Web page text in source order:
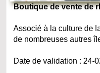
Boutique de vente de
Associé à la culture de
de nombreuses autres
Date de validation : 24-